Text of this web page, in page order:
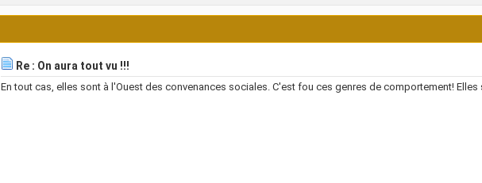
Re : On aura tout vu !!!
En tout cas, elles sont à l'Ouest des convenances sociales. C'est fou ces genres de comportement! Elles